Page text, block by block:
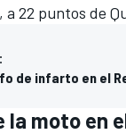
, a 22 puntos de
de infarto en el
moto en